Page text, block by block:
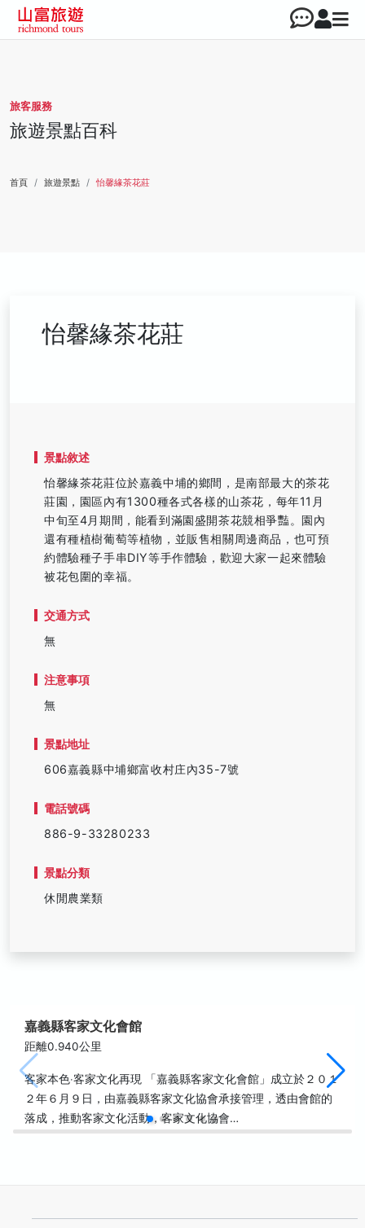
旅客服務
旅遊景點百科
首頁 旅遊景點 怡馨緣茶花莊
怡馨緣茶花莊
景點敘述
怡馨緣茶花莊位於嘉義中埔的鄉間，是南部最大的茶花
莊園，園區內有1300種各式各樣的山茶花，每年11月
中旬至4月期間，能看到滿園盛開茶花競相爭豔。園內
還有種植樹葡萄等植物，並販售相關周邊商品，也可預
約體驗種子手串DIY等手作體驗，歡迎大家一起來體驗
被花包圍的幸福。
交通方式
無
注意事項
無
景點地址
606嘉義縣中埔鄉富收村庄內35-7號
電話號碼
886-9-33280233
景點分類
休閒農業類
嘉義縣客家文化會館
距離0.940公里
客家本色‧客家文化再現 「嘉義縣客家文化會館」成立於２０１
２年６月９日，由嘉義縣客家文化協會承接管理，透由會館的
落成，推動客家文化活動，客家文化協會…